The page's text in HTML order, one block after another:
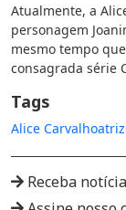
Atualmente, a
personagem
mesmo tempo
consagrada série
Tags
Alice Carvalhoatriz
Receba